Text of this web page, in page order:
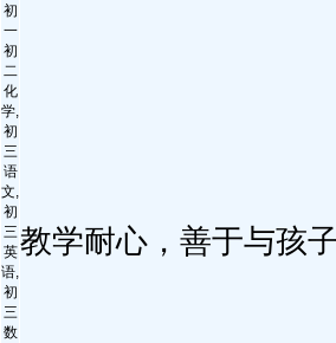
初
一
初
二
化
学,
初
三
语
文,
初
三
英
语,
初
三
数
教学耐心，善于与孩